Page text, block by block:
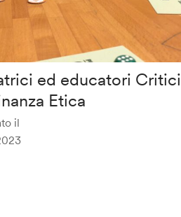
ed educatori Critici
Etica
il